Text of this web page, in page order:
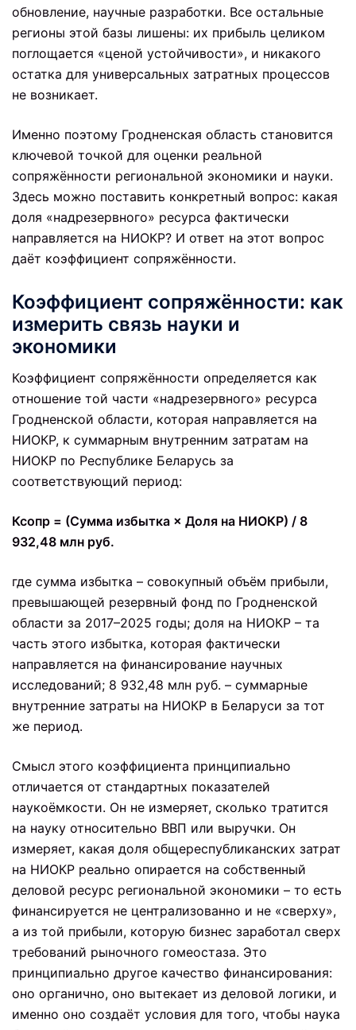
обновление, научные разработки. Все остальные
регионы этой базы лишены: их прибыль целиком
поглощается «ценой устойчивости», и никакого
остатка для универсальных затратных процессов
не возникает.
Именно поэтому Гродненская область становится
ключевой точкой для оценки реальной
сопряжённости региональной экономики и науки.
Здесь можно поставить конкретный вопрос: какая
доля «надрезервного» ресурса фактически
направляется на НИОКР? И ответ на этот вопрос
даёт коэффициент сопряжённости.
Коэффициент сопряжённости: как
измерить связь науки и
экономики
Коэффициент сопряжённости определяется как
отношение той части «надрезервного» ресурса
Гродненской области, которая направляется на
НИОКР, к суммарным внутренним затратам на
НИОКР по Республике Беларусь за
соответствующий период:
Ксопр = (Сумма избытка × Доля на НИОКР) / 8
932,48 млн руб.
где сумма избытка – совокупный объём прибыли,
превышающей резервный фонд по Гродненской
области за 2017–2025 годы; доля на НИОКР – та
часть этого избытка, которая фактически
направляется на финансирование научных
исследований; 8 932,48 млн руб. – суммарные
внутренние затраты на НИОКР в Беларуси за тот
же период.
Смысл этого коэффициента принципиально
отличается от стандартных показателей
наукоёмкости. Он не измеряет, сколько тратится
на науку относительно ВВП или выручки. Он
измеряет, какая доля общереспубликанских затрат
на НИОКР реально опирается на собственный
деловой ресурс региональной экономики – то есть
финансируется не централизованно и не «сверху»,
а из той прибыли, которую бизнес заработал сверх
требований рыночного гомеостаза. Это
принципиально другое качество финансирования:
оно органично, оно вытекает из деловой логики, и
именно оно создаёт условия для того, чтобы наука